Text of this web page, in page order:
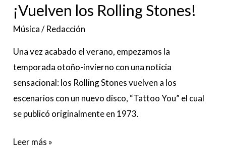
¡Vuelven los Rolling Stones!
Música/Redacción
Una vez acabado el verano, empezamos la
temporada otoño-invierno con una noticia
sensacional: los Rolling Stones vuelven a los
escenarios con un nuevo disco, “Tattoo You” el cual
se publicó originalmente en 1973.
los
Leer más »